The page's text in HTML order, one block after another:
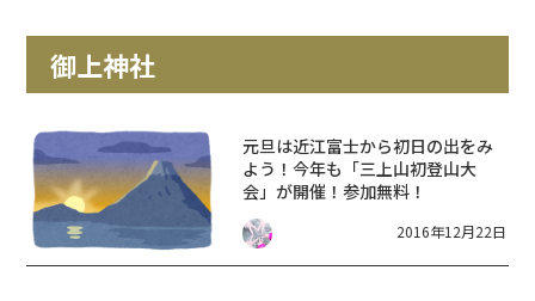
御上神社
元旦は近江富士から初日の出をみ
よう！今年も「三上山初登山大
会」が開催！参加無料！
2016年12月22日